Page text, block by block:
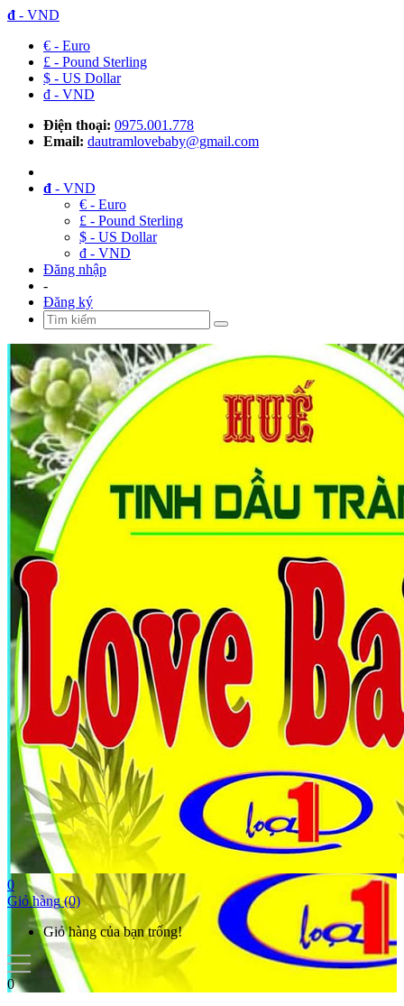
đ - VND
€ - Euro
£ - Pound Sterling
$ - US Dollar
đ - VND
Điện thoại: 0975.001.778
Email: dautramlovebaby@gmail.com
đ - VND
€ - Euro
£ - Pound Sterling
$ - US Dollar
đ - VND
Đăng nhập
-
Đăng ký
0
Giỏ hàng (0)
Giỏ hàng của bạn trống!
0